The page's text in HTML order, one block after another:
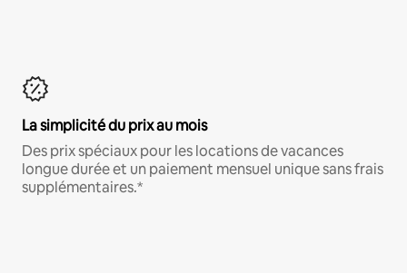
La simplicité du prix au mois
Des prix spéciaux pour les locations de vacances
longue durée et un paiement mensuel unique sans frais
supplémentaires.*